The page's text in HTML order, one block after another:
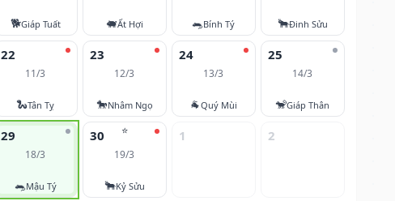
🐕Giáp Tuất 🐖Ất Hợi 🐀Bính Tý 🐂Đinh Sửu
22
11/3
🐍Tân Tỵ
23
12/3
🐎Nhâm Ngọ
24
13/3
🐐Quý Mùi
25
14/3
🐒Giáp Thân
29
18/3
🐀Mậu Tý
⭐
30
19/3
🐂Kỷ Sửu
1 2